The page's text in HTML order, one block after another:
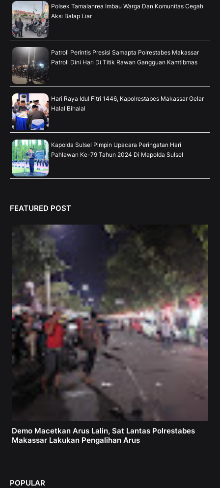
Polsek Tamalanrea Imbau Warga Dan Komunitas Cegah
Aksi Balap Liar
Patroli Perintis Presisi Samapta Polrestabes Makassar
Patroli Dini Hari Di Titik Rawan Gangguan Kamtibmas
Hari Raya Idul Fitri 1446, Kapolrestabes Makassar Gelar
Halal Bihalal
Kapolda Sulsel Pimpin Upacara Peringatan Hari
Pahlawan Ke-79 Tahun 2024 Di Mapolda Sulsel
FEATURED POST
Demo Macetkan Arus Lalin, Sat Lantas Polrestabes
Makassar Lakukan Pengalihan Arus
POPULAR